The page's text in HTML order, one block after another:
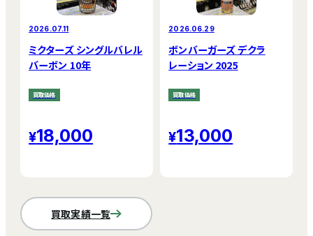
2026.07.11
ミクターズ シングルバレル
バーボン 10年
買取価格
18,000
2026.06.29
ボンバーガーズ デクラ
レーション 2025
買取価格
13,000
買取実績一覧